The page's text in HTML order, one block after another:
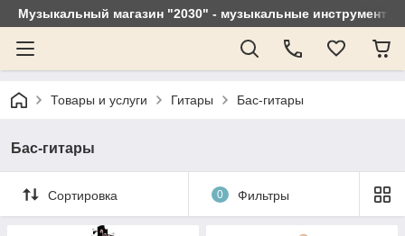
Музыкальный магазин "2030" - музыкальные
Товары и услуги Гитары Бас-гитары
Бас-гитары
Сортировка 0 Фильтры